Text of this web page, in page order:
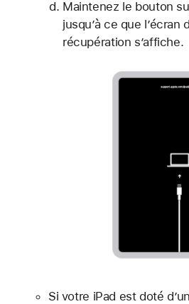
Maintenez le bouton
jusqu’à ce que l’écran
récupération s’affiche.
Si votre iPad est doté